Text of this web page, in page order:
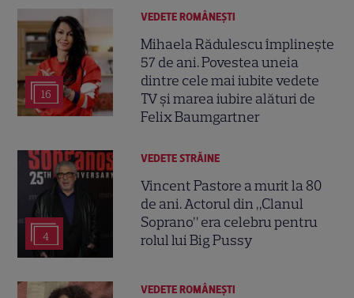
16
VEDETE ROMÂNEŞTI
Mihaela Rădulescu împlinește
57 de ani. Povestea uneia
dintre cele mai iubite vedete
TV și marea iubire alături de
Felix Baumgartner
4
VEDETE STRĂINE
Vincent Pastore a murit la 80
de ani. Actorul din „Clanul
Soprano” era celebru pentru
rolul lui Big Pussy
VEDETE ROMÂNEŞTI